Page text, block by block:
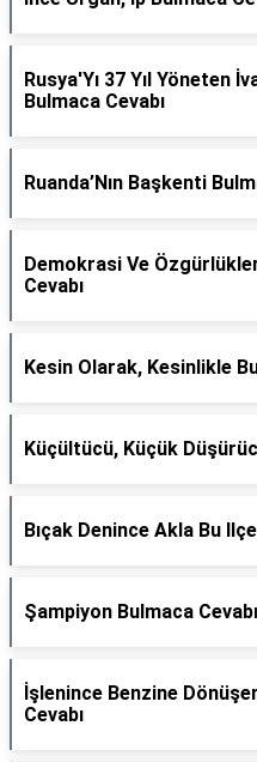
Rusya'Yı 37 Yıl Yöneten
Bulmaca Cevabı
Ruanda’Nın Başkenti
Demokrasi Ve Özgürlükler
Cevabı
Kesin Olarak, Kesinlikle
Küçültücü, Küçük
Bıçak Denince Akla Bu
Şampiyon Bulmaca Cevabı
İşlenince Benzine
Cevabı